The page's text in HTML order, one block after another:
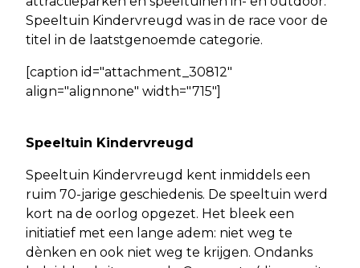
Speeltuin Kindervreugd was in de race voor de
titel in de laatstgenoemde categorie.
[caption id="attachment_30812"
align="alignnone" width="715"]
Speeltuin Kindervreugd
Speeltuin Kindervreugd kent inmiddels een
ruim 70-jarige geschiedenis. De speeltuin werd
kort na de oorlog opgezet. Het bleek een
initiatief met een lange adem: niet weg te
dènken en ook niet weg te krijgen. Ondanks